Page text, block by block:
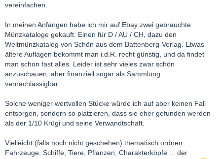
vereinfachen.
In meinen Anfängen habe ich mir auf Ebay zwei gebrauchte
Münzkataloge gekauft: Einen für D / AU / CH, dazu den
Weltmünzkatalog von Schön aus dem Battenberg-Verlag. Etwas
ältere Auflagen bekommt man i.d.R. recht günstig, und da findet
man schon fast alles. Leider ist sehr vieles zwar schön
anzuschauen, aber finanziell sogar als Sammlung
vernachlässigbar.
Solche weniger wertvollen Stücke würde ich auf aber keinen Fall
entsorgen, sondern so platzieren, dass sie eher gefunden werden
als der 1/10 Krügi und seine Verwandtschaft.
Vielleicht (falls noch nicht geschehen) thematisch ordnen:
Fahrzeuge, Schiffe, Tiere, Pflanzen, Charakterköpfe ... der